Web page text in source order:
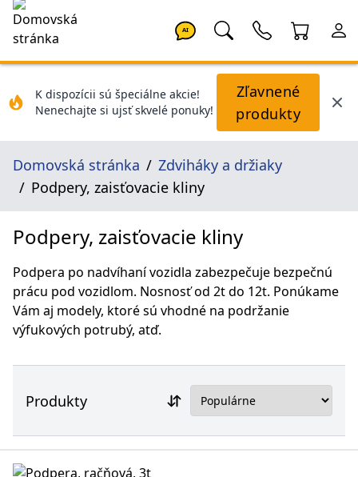
AI
K dispozícii sú špeciálne akcie!
Nenechajte si ujsť skvelé ponuky!
Zľavnené
produkty
Domovská stránka
Zdviháky a držiaky
Podpery, zaisťovacie kliny
Podpery, zaisťovacie kliny
Podpera po nadvíhaní vozidla zabezpečuje bezpečnú
prácu pod vozidlom. Nosnosť od 2t do 12t. Ponúkame
Vám aj modely, ktoré sú vhodné na podržanie
výfukových potrubý, atď.
Produkty